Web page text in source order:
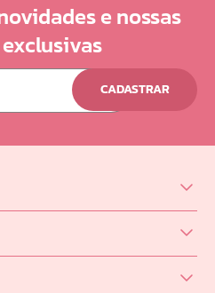
e nossas
CADASTRAR